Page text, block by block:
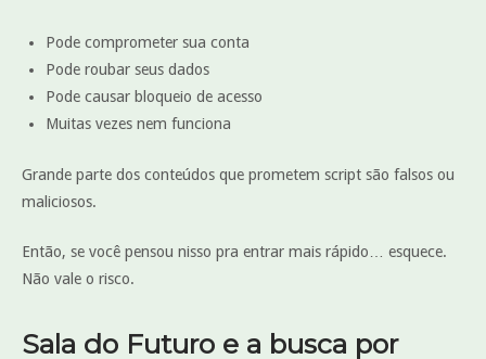
Pode comprometer sua conta
Pode roubar seus dados
Pode causar bloqueio de acesso
Muitas vezes nem funciona
Grande parte dos conteúdos que prometem script são falsos ou
maliciosos.
Então, se você pensou nisso pra entrar mais rápido… esquece.
Não vale o risco.
Sala do Futuro e a busca por